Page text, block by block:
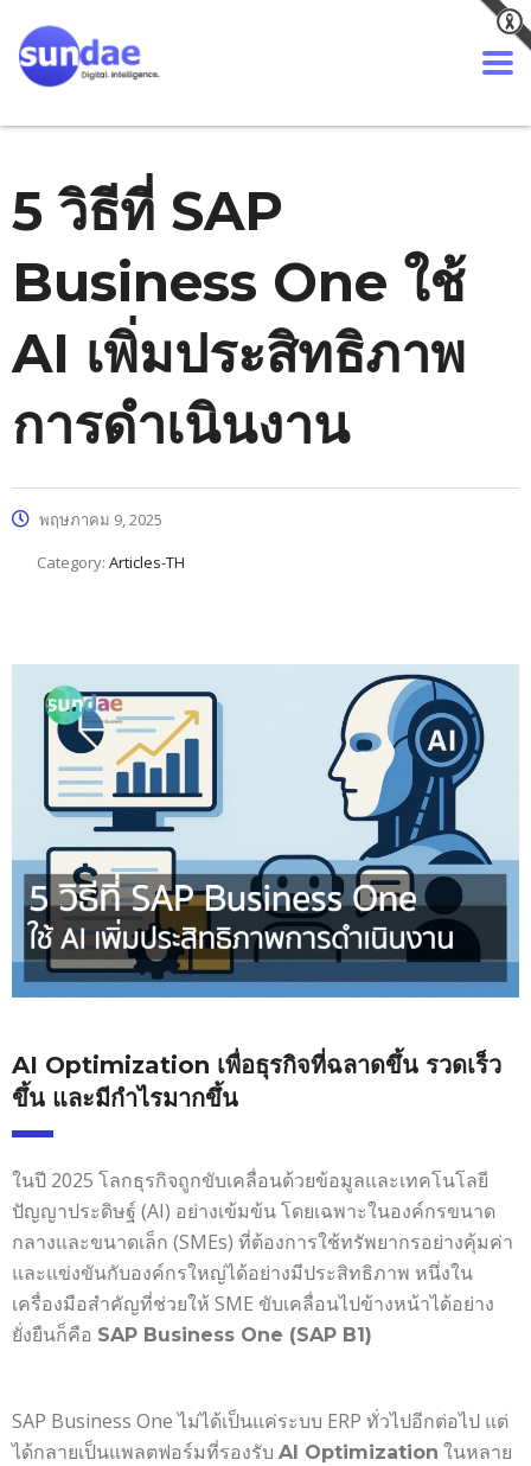
5 วิธีที่ SAP
Business One ใช้
AI เพิ่มประสิทธิภาพ
การดำเนินงาน
พฤษภาคม 9, 2025
Category: Articles-TH
AI Optimization เพื่อธุรกิจที่ฉลาดขึ้น รวดเร็ว
ขึ้น และมีกำไรมากขึ้น
ในปี 2025 โลกธุรกิจถูกขับเคลื่อนด้วยข้อมูลและเทคโนโลยี
ปัญญาประดิษฐ์ (AI) อย่างเข้มข้น โดยเฉพาะในองค์กรขนาด
กลางและขนาดเล็ก (SMEs) ที่ต้องการใช้ทรัพยากรอย่างคุ้มค่า
และแข่งขันกับองค์กรใหญ่ได้อย่างมีประสิทธิภาพ หนึ่งใน
เครื่องมือสำคัญที่ช่วยให้ SME ขับเคลื่อนไปข้างหน้าได้อย่าง
ยั่งยืนก็คือ SAP Business One (SAP B1)
SAP Business One ไม่ได้เป็นแค่ระบบ ERP ทั่วไปอีกต่อไป แต่
ได้กลายเป็นแพลตฟอร์มที่รองรับ AI Optimization ในหลาย